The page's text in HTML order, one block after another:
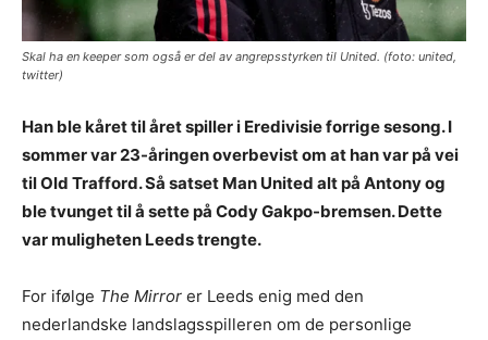
Skal ha en keeper som også er del av angrepsstyrken til United. (foto: united,
twitter)
Han ble kåret til året spiller i Eredivisie forrige sesong. I
sommer var 23-åringen overbevist om at han var på vei
til Old Trafford. Så satset Man United alt på Antony og
ble tvunget til å sette på Cody Gakpo-bremsen. Dette
var muligheten Leeds trengte.
For ifølge The Mirror er Leeds enig med den
nederlandske landslagsspilleren om de personlige